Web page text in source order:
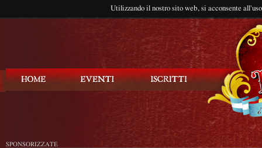
Utilizzando il nostro sito web, si acconsente
SPONSORIZZATE